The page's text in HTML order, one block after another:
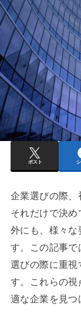
ポスト
企業選びの際、
それだけで決
外にも、様々な
す。この記事で
選びの際に重視
す。これらの視
適な企業を見つ